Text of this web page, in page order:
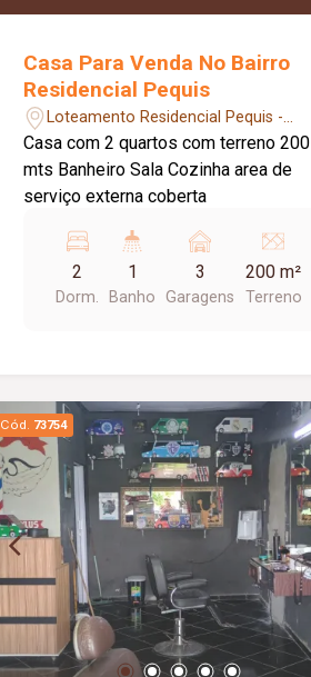
Casa Para Venda No Bairro
Residencial Pequis
Loteamento Residencial Pequis -
Uberlândia/MG
Casa com 2 quartos com terreno 200
mts Banheiro Sala Cozinha area de
serviço externa coberta
2
Dorm.
1
Banho
3
Garagens
200 m²
Terreno
Cód. 73754